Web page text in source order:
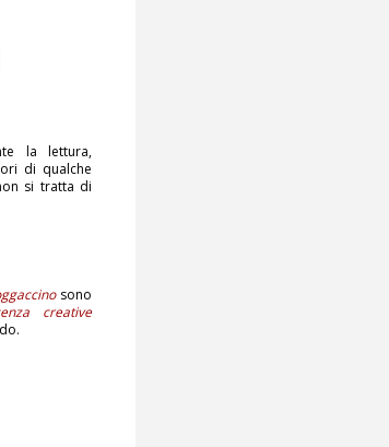
la lettura,
di qualche
si tratta di
sono
creative